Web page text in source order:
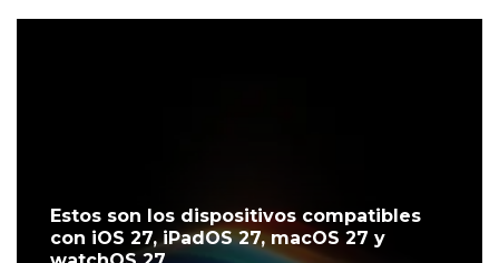
Estos son los dispositivos compatibles
con iOS 27, iPadOS 27, macOS 27 y